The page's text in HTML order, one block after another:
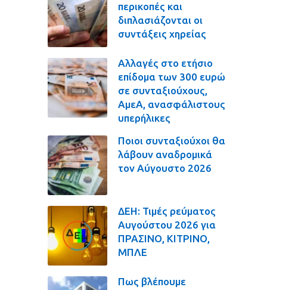
περικοπές και
διπλασιάζονται οι
συντάξεις χηρείας
Αλλαγές στο ετήσιο
επίδομα των 300 ευρώ
σε συνταξιούχους,
ΑμεΑ, ανασφάλιστους
υπερήλικες
Ποιοι συνταξιούχοι θα
λάβουν αναδρομικά
τον Αύγουστο 2026
ΔΕΗ: Τιμές ρεύματος
Αυγούστου 2026 για
ΠΡΑΣΙΝΟ, ΚΙΤΡΙΝΟ,
ΜΠΛΕ
Πως βλέπουμε